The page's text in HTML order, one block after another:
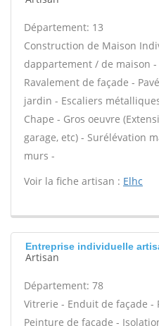
Département: 13
Construction de Maison
dappartement / de maison
Ravalement de façade -
jardin - Escaliers
Chape - Gros oeuvre
garage, etc) - Surélévation
murs -
Voir la fiche artisan : Elhc
Entreprise individuelle
Artisan
Département: 78
Vitrerie - Enduit de façade -
Peinture de façade -